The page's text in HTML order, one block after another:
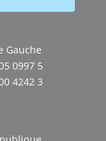
Gauche
0997 5
4242 3